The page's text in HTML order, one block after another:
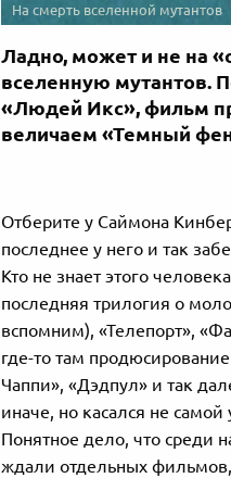
На смерть вселенной мутантов
Ладно, может и не на
вселенную мутантов.
«Людей Икс», фильм
величаем «Темный
Отберите у Саймона
последнее у него и так
Кто не знает этого
последняя трилогия о
вспомним), «Телепорт»,
где-то там
Чаппи», «Дэдпул» и так
иначе, но касался не
Понятное дело, что среди
ждали отдельных